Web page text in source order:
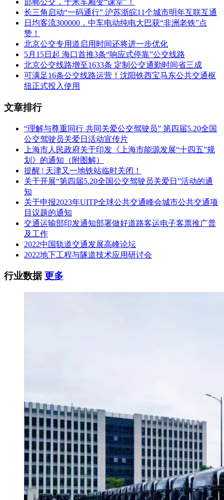
邯郸公交，十米车厢变“课堂”！
长三角启动“一码通行” 沪苏浙皖11个城市明年互联互通
日均客流300000，中车电动纯电大巴获“非洲老铁”点
赞！
北京公交专用道启用时间还将进一步优化
5月15日起 海口首推3条“响应式停靠”公交线路
北京公交线路增至1633条 定制公交通勤时间省三成
可满足16条公交线路运营！沈阳铁西宝马东公共交通枢
纽正式投入使用
文章排行
“理解与尊重同行 共同关爱公交驾驶员” 第四届5.20全国
公交驾驶员关爱日活动宣传片
上海市人民政府关于印发《上海市能源发展“十四五”规
划》的通知（附图解）
提醒 | 天津又一地铁站临时关闭！
关于开展“第四届5.20全国公交驾驶员关爱日”活动的通
知
关于申报2023年UITP全球公共交通峰会城市公共交通项
目议题的通知
交通运输部印发通知部署做好道路客运电子客票推广普
及工作
2022中国轨道交通发展高峰论坛
2022地下工程与隧道技术应用研讨会
行业数据更多